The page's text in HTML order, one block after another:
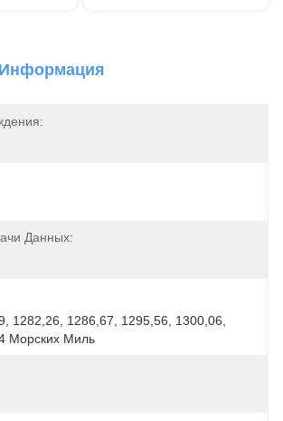
Данных:
1282,26, 1286,67, 1295,56, 1300,06,
Морских Миль